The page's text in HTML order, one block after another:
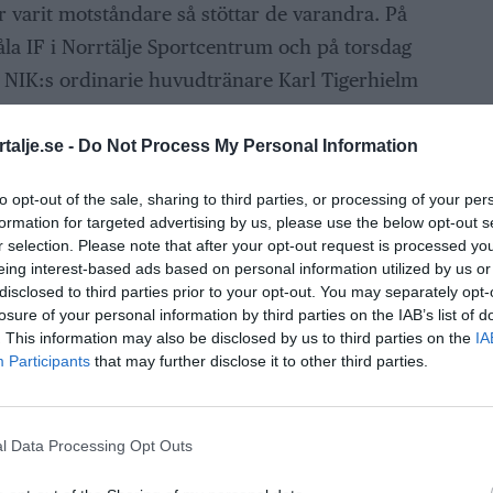
- Do Not Process My Personal Information
opt-out of the sale, sharing to third parties, or processing of your
for targeted advertising by us, please use the below opt-out
selection. Please note that after your opt-out request is processed
interest-based ads based on personal information utilized by us
to third parties prior to your opt-out. You may separately
of your personal information by third parties on the IAB’s list of
This information may also be disclosed by us to third parties on the
Participants that may further disclose it to other third parties.
Data Processing Opt Outs
varit motståndare så stöttar de varandra. På
IF i Norrtälje Sportcentrum och på torsdag
ordinarie huvudtränare Karl Tigerhielm
förra veckan och är sjukskriven. Han
att Dennis kan rycka in och hjälpa till.
täcker upp nu när jag inte kan vara
som spelare och har gjort väldigt bra ifrån
Han är omtyckt av spelarna och har
vid olyckan och är osäker på när han kan
tillbaka tyvärr. Jag har bett föreningen
sikt. Jag vet att dom jobbar på det, säger